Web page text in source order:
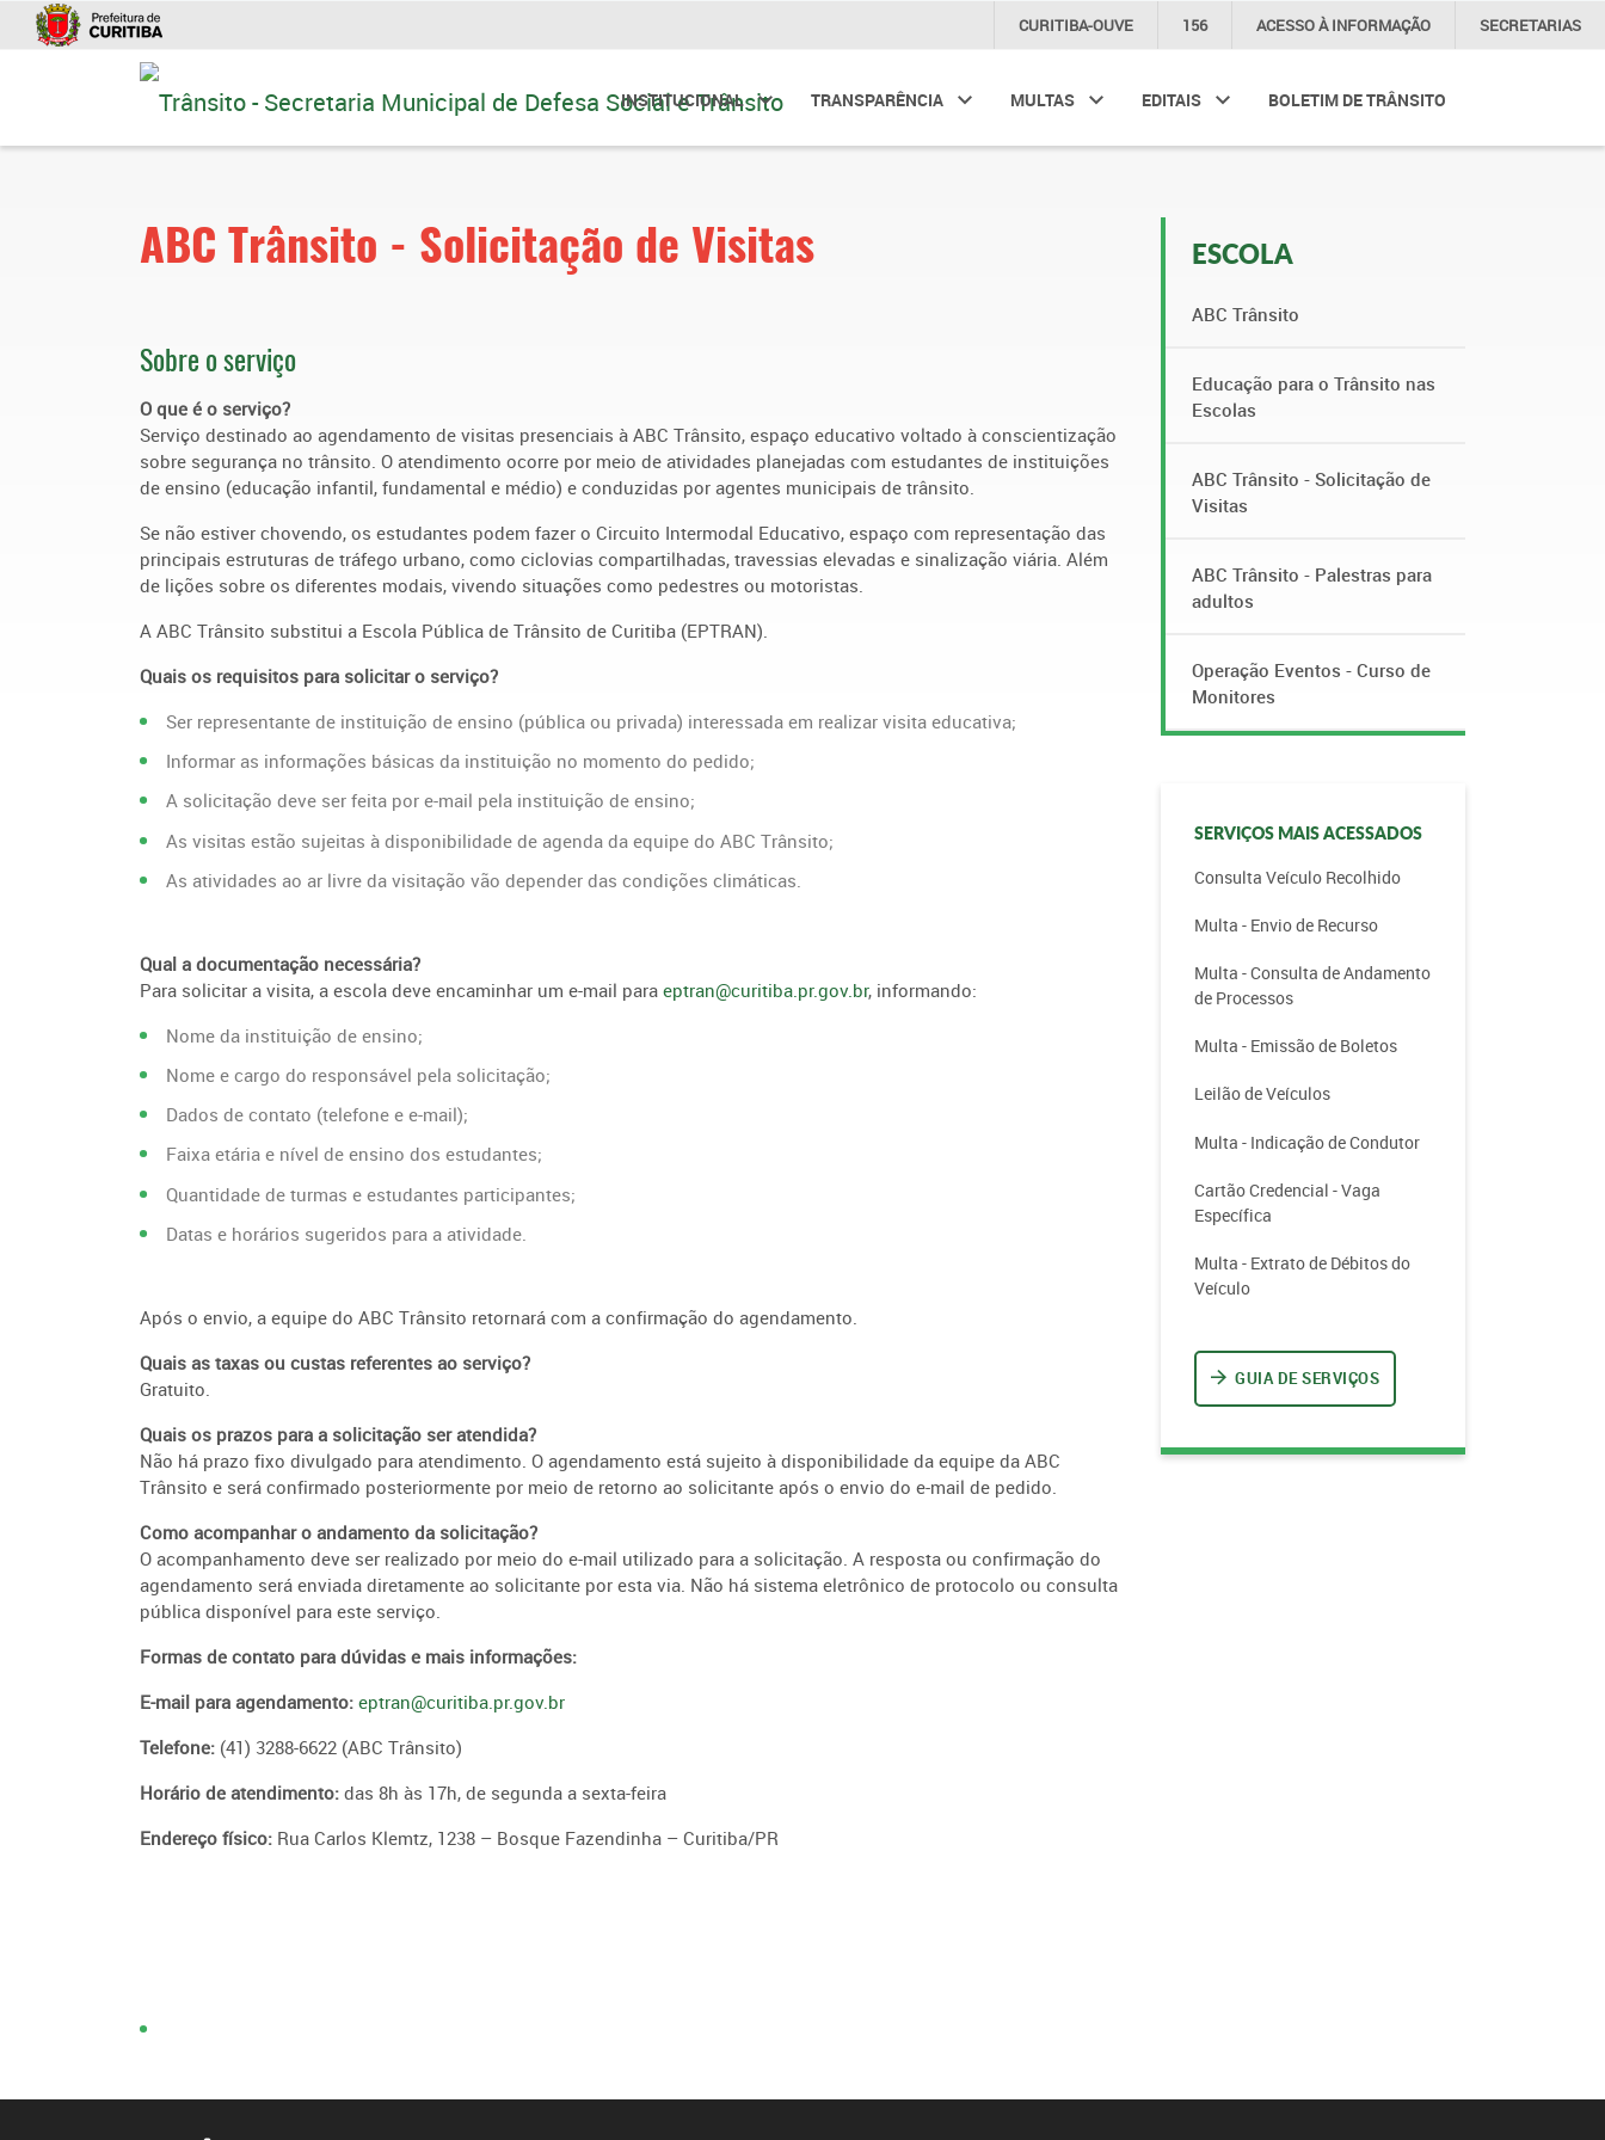
CURITIBA-OUVE 156 ACESSO ÀINFORMAÇÃO SECRETARIAS
INSTITUCIONAL TRANSPARÊNCIA MULTAS EDITAIS BOLETIM DE TRÂNSITO
ABC Trânsito - Solicitação de Visitas
Sobre o serviço
O que é o serviço?
Serviço destinado ao agendamento de visitas presenciais à ABC Trânsito, espaço educativo voltado à conscientização
sobre segurança no trânsito. O atendimento ocorre por meio de atividades planejadas com estudantes de instituições
de ensino (educação infantil, fundamental e médio) e conduzidas por agentes municipais de trânsito.
Se não estiver chovendo, os estudantes podem fazer o Circuito Intermodal Educativo, espaço com representação das
principais estruturas de tráfego urbano, como ciclovias compartilhadas, travessias elevadas e sinalização viária. Além
de lições sobre os diferentes modais, vivendo situações como pedestres ou motoristas.
A ABC Trânsito substitui a Escola Pública de Trânsito de Curitiba (EPTRAN).
Quais os requisitos para solicitar o serviço?
Ser representante de instituição de ensino (pública ou privada) interessada em realizar visita educativa;
Informar as informações básicas da instituição no momento do pedido;
A solicitação deve ser feita por e-mail pela instituição de ensino;
As visitas estão sujeitas à disponibilidade de agenda da equipe do ABC Trânsito;
As atividades ao ar livre da visitação vão depender das condições climáticas.
Qual a documentação necessária?
Para solicitar a visita, a escola deve encaminhar um e-mail para eptran@curitiba.pr.gov.br, informando:
Nome da instituição de ensino;
Nome e cargo do responsável pela solicitação;
Dados de contato (telefone e e-mail);
Faixa etária e nível de ensino dos estudantes;
Quantidade de turmas e estudantes participantes;
Datas e horários sugeridos para a atividade.
Após o envio, a equipe do ABC Trânsito retornará com a confirmação do agendamento.
Quais as taxas ou custas referentes ao serviço?
Gratuito.
Quais os prazos para a solicitação ser atendida?
Não há prazo fixo divulgado para atendimento. O agendamento está sujeito à disponibilidade da equipe da ABC
Trânsito e será confirmado posteriormente por meio de retorno ao solicitante após o envio do e-mail de pedido.
Como acompanhar o andamento da solicitação?
O acompanhamento deve ser realizado por meio do e-mail utilizado para a solicitação. A resposta ou confirmação do
agendamento será enviada diretamente ao solicitante por esta via. Não há sistema eletrônico de protocolo ou consulta
pública disponível para este serviço.
Formas de contato para dúvidas e mais informações:
E-mail para agendamento: eptran@curitiba.pr.gov.br
Telefone: (41) 3288-6622 (ABC Trânsito)
Horário de atendimento: das 8h às 17h, de segunda a sexta-feira
Endereço físico: Rua Carlos Klemtz, 1238 – Bosque Fazendinha – Curitiba/PR
ESCOLA
ABC Trânsito
Educação para o Trânsito nas
Escolas
ABC Trânsito - Solicitação de
Visitas
ABC Trânsito - Palestras para
adultos
Operação Eventos - Curso de
Monitores
SERVIÇOS MAIS ACESSADOS
Consulta Veículo Recolhido
Multa - Envio de Recurso
Multa - Consulta de Andamento
de Processos
Multa - Emissão de Boletos
Leilão de Veículos
Multa - Indicação de Condutor
Cartão Credencial - Vaga
Específica
Multa - Extrato de Débitos do
Veículo
GUIA DE SERVIÇOS